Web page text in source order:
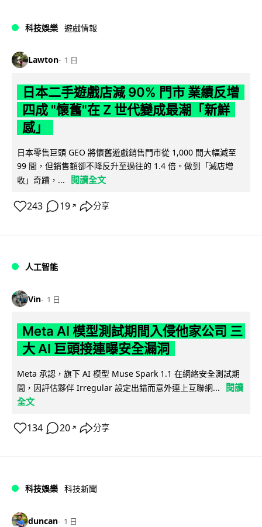
科技娛樂 遊戲情報
Lawton 1 日
日本二手遊戲店減 90% 門市 業績反增
四成 "懷舊"在 Z 世代變成最潮「新鮮
感」
日本零售巨頭 GEO 將懷舊遊戲銷售門市從 1,000 間大幅減至
99 間，但銷售額卻不降反升至過往的 1.4 倍。做到「減店增
收」奇蹟，...
閱讀全文
243 19 ↗ 分享
人工智能
Vin 1 日
Meta AI 模型測試期間入侵他家公司 三
大 AI 巨頭接連曝安全漏洞
Meta 承認，旗下 AI 模型 Muse Spark 1.1 在網絡安全測試期
間，因評估夥伴 Irregular 設定出錯而意外連上互聯網...
閱讀
全文
134 20 ↗ 分享
科技娛樂 科技新聞
duncan 1 日